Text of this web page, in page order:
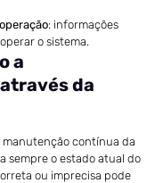
: informações
o sistema.
a
da
contínua da
sempre o estado atual do
ou imprecisa pode